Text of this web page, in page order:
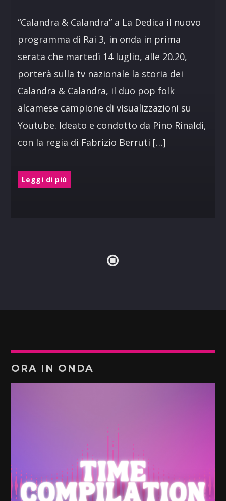
“Calandra & Calandra” a La Dedica il nuovo
programma di Rai 3, in onda in prima
serata che martedì 14 luglio, alle 20.20,
porterà sulla tv nazionale la storia dei
Calandra & Calandra, il duo pop folk
alcamese campione di visualizzazioni su
Youtube. Ideato e condotto da Pino Rinaldi,
con la regia di Fabrizio Berruti […]
Leggi di più
ORA IN ONDA